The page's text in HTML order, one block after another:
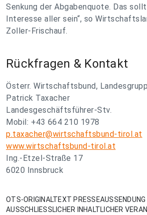
Senkung der Abgabenquote. Das
Interesse aller sein“, so
Zoller-Frischauf.
Rückfragen & Kontakt
Österr. Wirtschaftsbund,
Patrick Taxacher
Landesgeschäftsführer-Stv.
Mobil: +43 664 210 1978
p.taxacher@wirtschaftsbund-tirol.at
www.wirtschaftsbund-tirol.at
Ing.-Etzel-Straße 17
6020 Innsbruck
OTS-ORIGINALTEXT
AUSSCHLIESSLICHER INHALTLICHER